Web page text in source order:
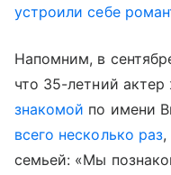
устроили себе
Напомним, в
что 35-летний актер
знакомой по имени
всего несколько раз,
семьей: «Мы